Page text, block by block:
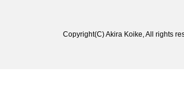
Copyright(C) Akira Koike, All rights